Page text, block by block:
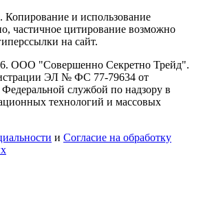
и использование
частичное цитирование возможно
на сайт.
ООО "Совершенно Секретно Трейд".
ЭЛ № ФС 77-79634 от
службой по надзору в
технологий и массовых
и Согласие на обработку